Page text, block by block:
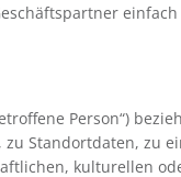
Person“)
Standortdaten, zu
kulturellen